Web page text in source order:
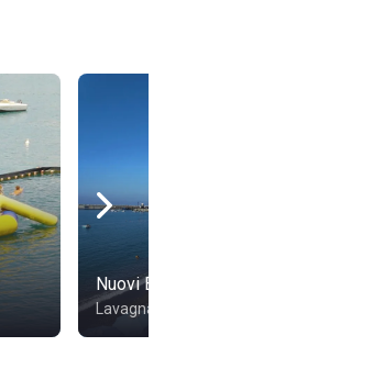
Nuovi Bagni Marini
Lavagna